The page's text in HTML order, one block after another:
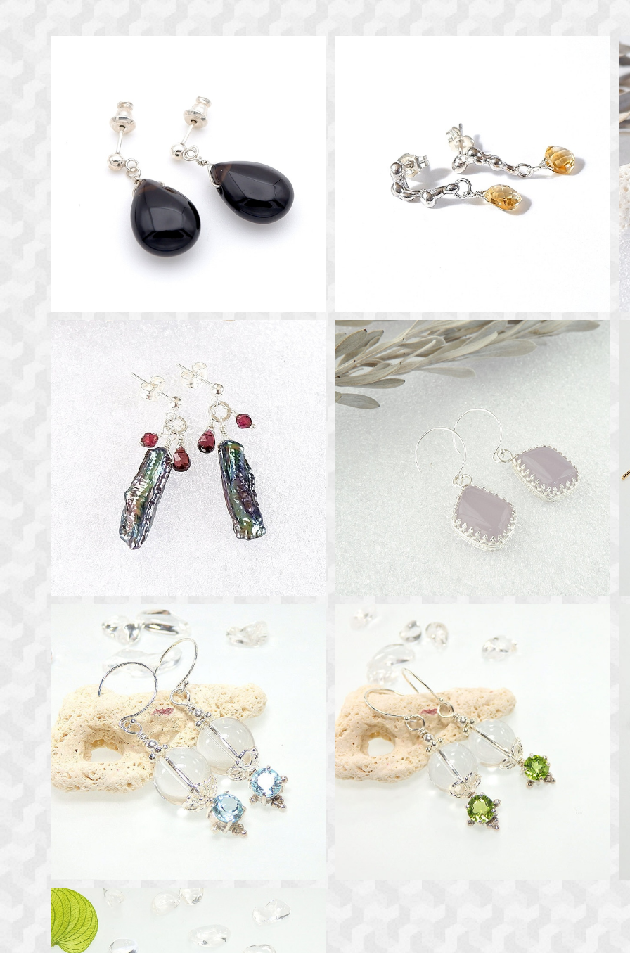
～専用ページ～ ロシア産モリオンのシンプルピアス
～漆黒の守護～ 天然石アクセサリー ピアス
¥3,800
SOLD OUT
～黄金に煌めく～ シトリンのデザインピアス 天然石
アクセサリー 一点物
¥6,200
淡水パールと天然石のピアス 天然石アクセサリー 一
点物
¥4,300
ラベンダーフローライトのピアス
¥11,800
スカイブルートパーズとアイスクオーツのピアス
¥7,300
ペリドットとアイスクオーツのピアス
¥7,300